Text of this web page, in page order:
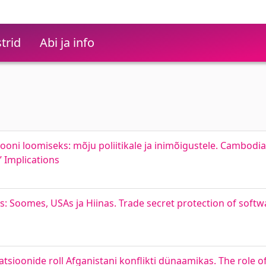
Abi ja info
loomiseks: mõju poliitikale ja inimõigustele.
Implications
Soomes, USAs ja Hiinas. Trade secret protection of
roll Afganistani konflikti dünaamikas. The role